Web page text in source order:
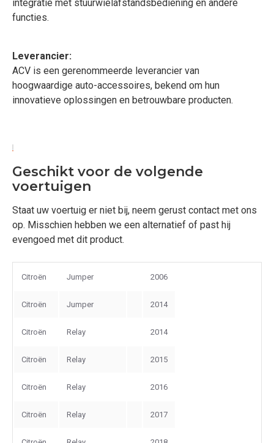
integratie met stuurwielafstandsbediening en andere
functies.
Leverancier:
ACV is een gerenommeerde leverancier van
hoogwaardige auto-accessoires, bekend om hun
innovatieve oplossingen en betrouwbare producten.
Geschikt voor de volgende
voertuigen
Staat uw voertuig er niet bij, neem gerust contact met ons
op. Misschien hebben we een alternatief of past hij
evengoed met dit product.
Citroën Jumper 2006
Citroën Jumper 2014
Citroën Relay 2014
Citroën Relay 2015
Citroën Relay 2016
Citroën Relay 2017